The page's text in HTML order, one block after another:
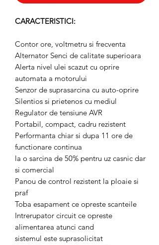
CARACTERISTICI:
Contor ore, voltmetru si frecventa
Alternator Senci de calitate superioara
Alerta nivel ulei scazut cu oprire
automata a motorului
Senzor de suprasarcina cu auto-oprire
Silentios si prietenos cu mediul
Regulator de tensiune AVR
Portabil, compact, cadru rezistent
Performanta chiar si dupa 11 ore de
functionare continua
la o sarcina de 50% pentru uz casnic dar
si comercial
Panou de control rezistent la ploaie si
praf
Toba esapament ce opreste scanteile
Intrerupator circuit ce opreste
alimentarea atunci cand
sistemul este suprasolicitat